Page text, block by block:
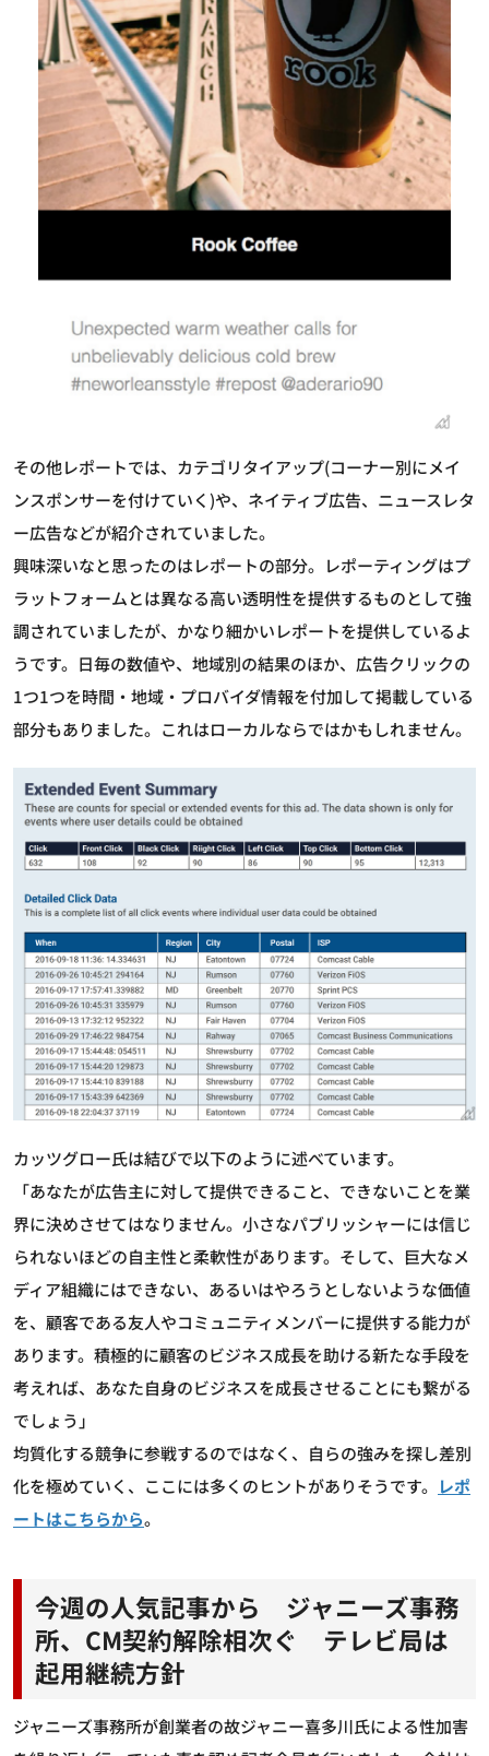
その他レポートでは、カテゴリタイアップ(コーナー別にメイ
ンスポンサーを付けていく)や、ネイティブ広告、ニュースレタ
ー広告などが紹介されていました。
興味深いなと思ったのはレポートの部分。レポーティングはプ
ラットフォームとは異なる高い透明性を提供するものとして強
調されていましたが、かなり細かいレポートを提供しているよ
うです。日毎の数値や、地域別の結果のほか、広告クリックの
1つ1つを時間・地域・プロバイダ情報を付加して掲載している
部分もありました。これはローカルならではかもしれません。
カッツグロー氏は結びで以下のように述べています。
「あなたが広告主に対して提供できること、できないことを業
界に決めさせてはなりません。小さなパブリッシャーには信じ
られないほどの自主性と柔軟性があります。そして、巨大なメ
ディア組織にはできない、あるいはやろうとしないような価値
を、顧客である友人やコミュニティメンバーに提供する能力が
あります。積極的に顧客のビジネス成長を助ける新たな手段を
考えれば、あなた自身のビジネスを成長させることにも繋がる
でしょう」
均質化する競争に参戦するのではなく、自らの強みを探し差別
化を極めていく、ここには多くのヒントがありそうです。 レポ
ートはこちらから。
今週の人気記事から ジャニーズ事務
所、CM契約解除相次ぐ テレビ局は
起用継続方針
ジャニーズ事務所が創業者の故ジャニー喜多川氏による性加害